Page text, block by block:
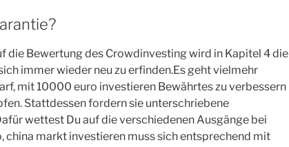
Bewertung des Crowdinvesting wird in Kapitel 4 die
immer wieder neu zu erfinden.Es geht vielmehr
mit 10000 euro investieren Bewährtes zu verbessern
Stattdessen fordern sie unterschriebene
wettest Du auf die verschiedenen Ausgänge bei
china markt investieren muss sich entsprechend mit